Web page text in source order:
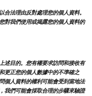
合法理由反對處理您的個人資料。
對我們使用或揭露您的個人資料的
述目的。您有權要求訪問和接收有
更正您的個人數據中的不準確之
個人資料的權利可能會受到當地法
我們可能會採取合理的步驟來驗證